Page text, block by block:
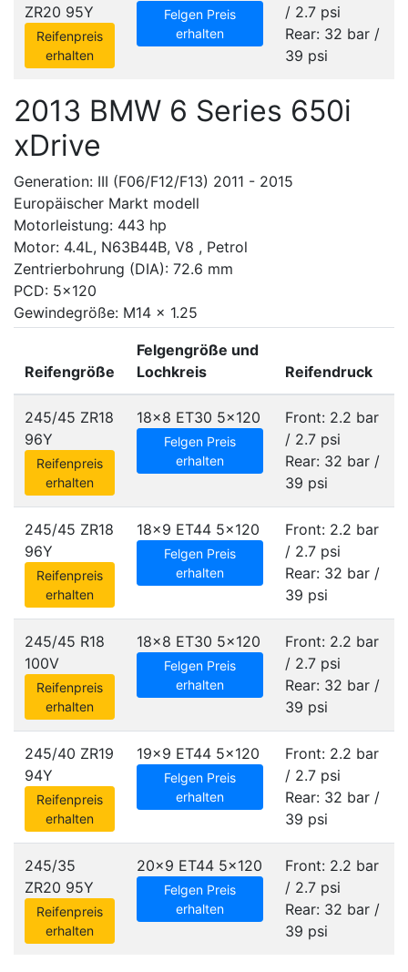
ZR20 95Y
Reifenpreis
erhalten
Felgen Preis
erhalten
/ 2.7 psi
Rear: 32 bar /
39 psi
2013 BMW 6 Series 650i
xDrive
Generation: III (F06/F12/F13) 2011 - 2015
Europäischer Markt modell
Motorleistung: 443 hp
Motor: 4.4L, N63B44B, V8 , Petrol
Zentrierbohrung (DIA): 72.6 mm
PCD: 5x120
Gewindegröße: M14 x 1.25
Reifengröße
Felgengröße und
Lochkreis
Reifendruck
245/45 ZR18
96Y
Reifenpreis
erhalten
18x8 ET30 5x120
Felgen Preis
erhalten
Front: 2.2 bar
/ 2.7 psi
Rear: 32 bar /
39 psi
245/45 ZR18
96Y
Reifenpreis
erhalten
18x9 ET44 5x120
Felgen Preis
erhalten
Front: 2.2 bar
/ 2.7 psi
Rear: 32 bar /
39 psi
245/45 R18
100V
Reifenpreis
erhalten
18x8 ET30 5x120
Felgen Preis
erhalten
Front: 2.2 bar
/ 2.7 psi
Rear: 32 bar /
39 psi
245/40 ZR19
94Y
Reifenpreis
erhalten
19x9 ET44 5x120
Felgen Preis
erhalten
Front: 2.2 bar
/ 2.7 psi
Rear: 32 bar /
39 psi
245/35
ZR20 95Y
Reifenpreis
erhalten
20x9 ET44 5x120
Felgen Preis
erhalten
Front: 2.2 bar
/ 2.7 psi
Rear: 32 bar /
39 psi